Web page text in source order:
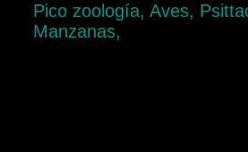
Pico zoología, Aves,
Manzanas,